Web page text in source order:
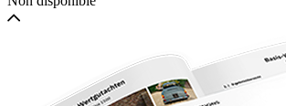
Unfallauto, im aktuellen Unfallzustand
Das Auto war draußen geparkt, als es
angefahren wurde.